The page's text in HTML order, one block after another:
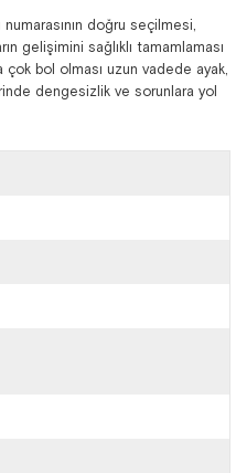
doğru seçilmesi,
gelişimini sağlıklı tamamlaması
çok bol olması uzun vadede ayak,
dengesizlik ve sorunlara yol